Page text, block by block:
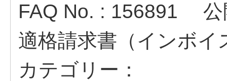
FAQ No. : 156891
適格請求書（インボ
カテゴリー：